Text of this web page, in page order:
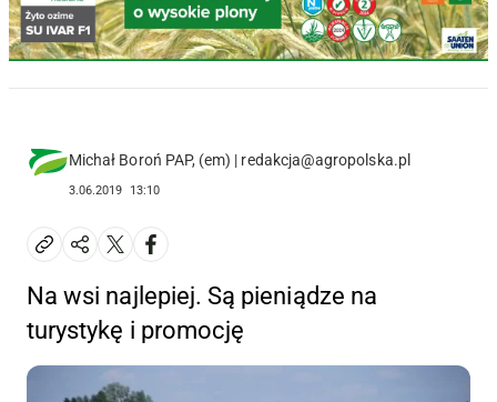
Michał Boroń PAP, (em) | redakcja@agropolska.pl
3.06.2019 13:10
Na wsi najlepiej. Są pieniądze na
turystykę i promocję